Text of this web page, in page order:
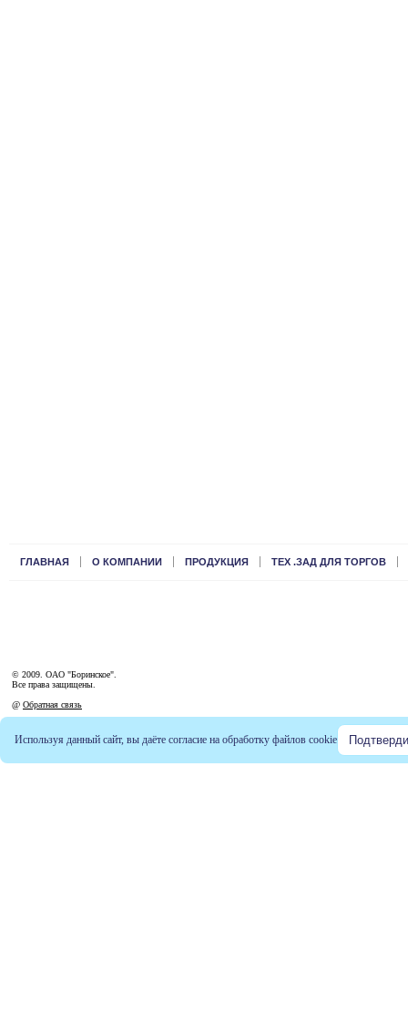
ГЛАВНАЯ О КОМПАНИИ ПРОДУКЦИЯ ТЕХ .ЗАД ДЛЯ ТОРГОВ
© 2009. ОАО "Боринское".
Все права защищены.
@ Обратная связь
Используя данный сайт, вы даёте согласие на обработку файлов cookie